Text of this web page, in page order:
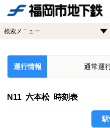
検索メニュー
運行情報 通常運
N11 六本松 時刻表